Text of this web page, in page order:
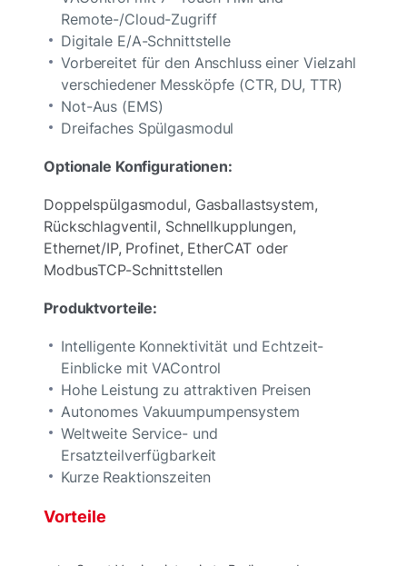
Remote-/Cloud-Zugriff
Digitale E/A-Schnittstelle
Vorbereitet für den Anschluss einer Vielzahl
verschiedener Messköpfe (CTR, DU, TTR)
Not-Aus (EMS)
Dreifaches Spülgasmodul
Optionale Konfigurationen:
Doppelspülgasmodul, Gasballastsystem,
Rückschlagventil, Schnellkupplungen,
Ethernet/IP, Profinet, EtherCAT oder
ModbusTCP-Schnittstellen
Produktvorteile:
Intelligente Konnektivität und Echtzeit-
Einblicke mit VAControl
Hohe Leistung zu attraktiven Preisen
Autonomes Vakuumpumpensystem
Weltweite Service- und
Ersatzteilverfügbarkeit
Kurze Reaktionszeiten
Vorteile